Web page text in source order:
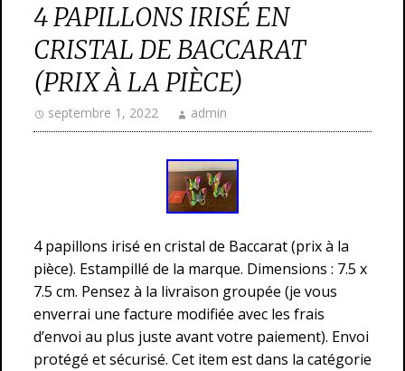
4 PAPILLONS IRISÉ EN
CRISTAL DE BACCARAT
(PRIX À LA PIÈCE)
septembre 1, 2022 admin
4 papillons irisé en cristal de Baccarat (prix à la
pièce). Estampillé de la marque. Dimensions : 7.5 x
7.5 cm. Pensez à la livraison groupée (je vous
enverrai une facture modifiée avec les frais
d’envoi au plus juste avant votre paiement). Envoi
protégé et sécurisé. Cet item est dans la catégorie